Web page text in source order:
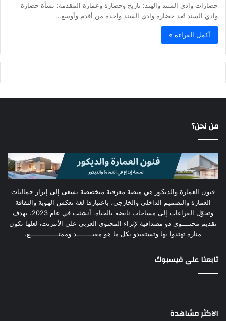
حضارات وادي السند والهند: تاريخ وحضارة وعمارة المقدمة: نشأة حضارة
وادي السند تُعد حضارة وادي السند واحدة من أقدم وأوسع…
أكمل القراءة »
من نحن؟
فنون العمارة والديكور هي منصة معرفية متخصصة تسعى إلى إبراز جماليات
العمارة والتصميم الداخلي والخارجي، باعتبارها لغة تعكس الهوية والثقافة
وتحوّل الفراغات إلى مساحات نابضة بالحياة. أنشئت في عام 2023. بهدف
تقديم محتــــوى ذو مصداقية لإثراء المحتوى العربي على الأنترنت، لعلها تكون
منارة تهتدوا بها وتستفيدو بكل ما هو مفيــــــــد وممتــــــــــــــع.
تابعنا على فيسبوك
الاكثر مشاهدة